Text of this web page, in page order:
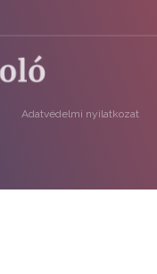
Adatvédelmi nyilatkozat